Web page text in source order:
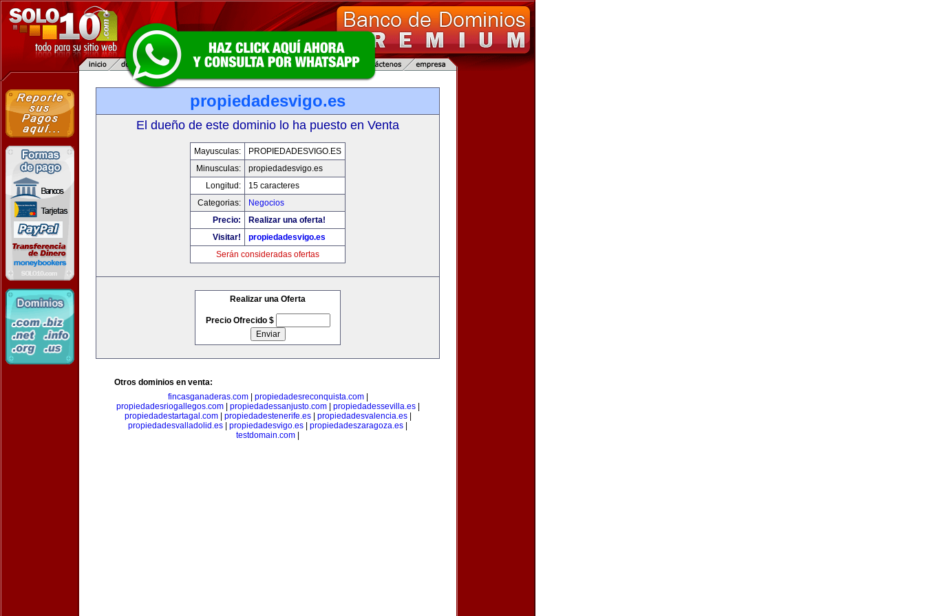
propiedadesvigo.es
El dueño de este dominio lo ha puesto en Venta
Mayusculas:
PROPIEDADESVIGO.ES
Minusculas:
propiedadesvigo.es
Longitud:
15 caracteres
Categorias:
Negocios
Precio:
Realizar una oferta!
Visitar!
propiedadesvigo.es
Serán consideradas ofertas
Realizar una Oferta
Precio Ofrecido $
Otros dominios en venta:
fincasganaderas.com| propiedadesreconquista.com|
propiedadesriogallegos.com| propiedadessanjusto.com| propiedadessevilla.es|
propiedadestartagal.com| propiedadestenerife.es| propiedadesvalencia.es|
propiedadesvalladolid.es
propiedadesvigo.es propiedadeszaragoza.es
testdomain.com